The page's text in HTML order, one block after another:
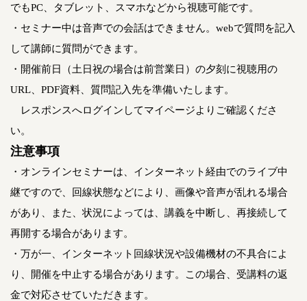
でもPC、タブレット、スマホなどから視聴可能です。
・セミナー中は音声での会話はできません。webで質問を記入
して講師に質問ができます。
・開催前日（土日祝の場合は前営業日）の夕刻に視聴用の
URL、PDF資料、質問記入先を準備いたします。
レスポンスへログインしてマイページよりご確認くださ
い。
注意事項
・オンラインセミナーは、インターネット経由でのライブ中
継ですので、回線状態などにより、画像や音声が乱れる場合
があり、また、状況によっては、講義を中断し、再接続して
再開する場合があります。
・万が一、インターネット回線状況や設備機材の不具合によ
り、開催を中止する場合があります。この場合、受講料の返
金で対応させていただきます。